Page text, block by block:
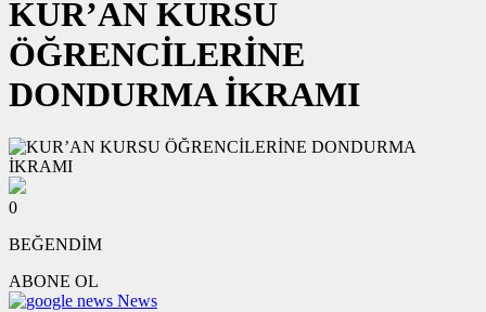
KUR’AN KURSU
ÖĞRENCİLERİNE
DONDURMA İKRAMI
0
BEĞENDİM
ABONE OL
News